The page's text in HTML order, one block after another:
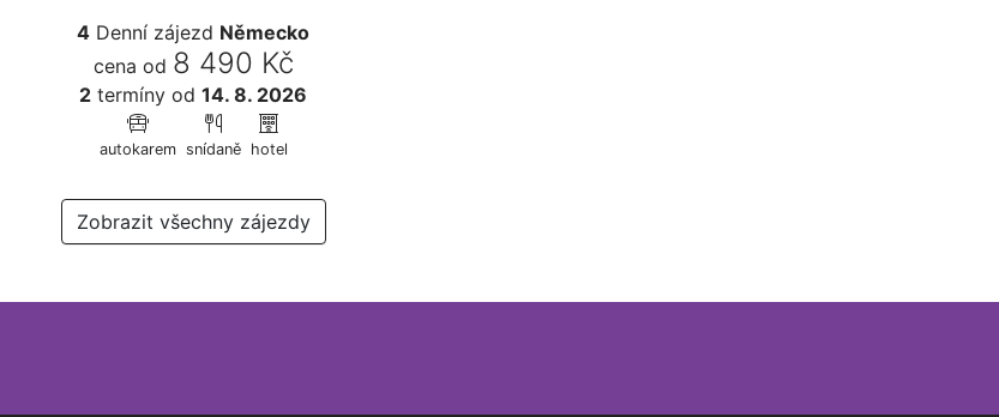
4 Denní zájezd Německo
cena od 8 490 Kč
2 termíny od 14. 8. 2026
autokarem snídaně hotel
Zobrazit všechny zájezdy